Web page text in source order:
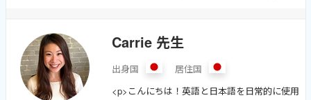
対応可能🗣️</li><li>英語の「楽しさ」を伝え、
う！</p><p>英検は五級〜準二級まで対応し
ています。キッズレッスンや日常会話が得意
で、皆さんのご希望に寄り添いながら授業を
Carrie 先生
出身国
居住国
<p>こんにちは！英語と日本語を日常的に使用